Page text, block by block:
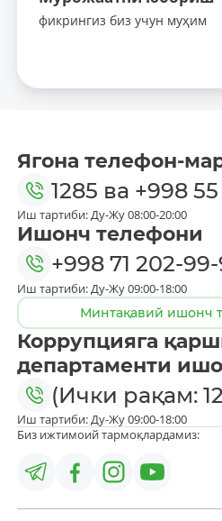
фикрингиз биз учун муҳим
Ягона телефон-
1285 ва +998
Иш тартиби: Ду-Жу 08:00-20:00
Ишонч телефони
+998 71 202-
Иш тартиби: Ду-Жу 09:00-18:00
Минтақавий ишонч
Коррупцияга
департаменти
(Ички рақам:
Иш тартиби: Ду-Жу 09:00-18:00
Биз ижтимоий тармоқлардамиз: